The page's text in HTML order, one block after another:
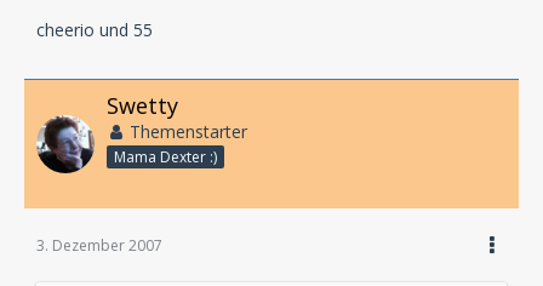
cheerio und 55
Swetty
Themenstarter
Mama Dexter :)
3. Dezember 2007